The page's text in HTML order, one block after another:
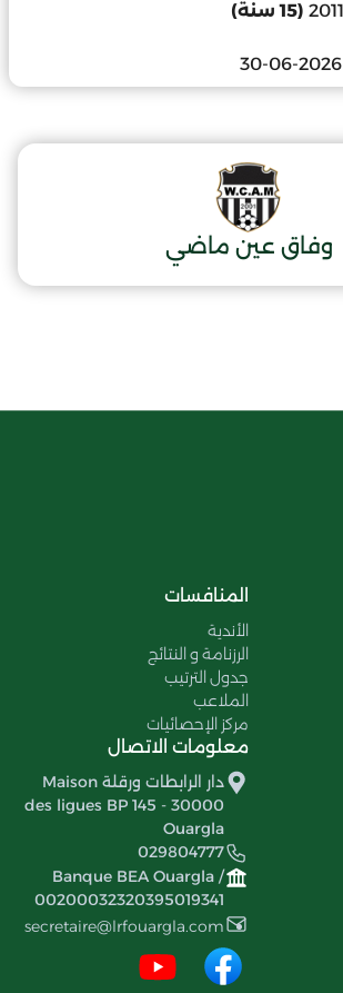
(15 سنة)
2026-06-30
وفاق عين ماضي
المنافسات
الأندية
الرزنامة و النتائج
جدول الترتيب
الملاعب
مركز الإحصائيات
معلومات الاتصال
دار الرابطات ورقلة Maison
des ligues BP 145 - 30000
Ouargla
029804777
Banque BEA Ouargla /
00200032320395019341
secretaire@lrfouargla.com